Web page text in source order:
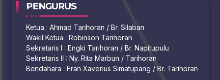
PENGURUS
Ketua : Ahmad Tarihoran / Br. Silaban
Wakil Ketua : Robinson Tarihoran
Sekretaris I : Engki Tarihoran / Br. Napitupulu
Sekretaris II : Ny. Rita Marbun / Tarihoran
Bendahara : Fran Xaverius Simatupang / Br. Tarihoran